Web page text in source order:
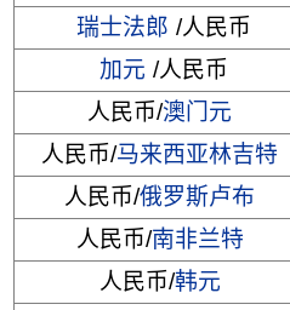
瑞士法郎 /人民币
加元 /人民币
人民币/澳门元
人民币/马来西亚林吉特
人民币/俄罗斯卢布
人民币/南非兰特
人民币/韩元